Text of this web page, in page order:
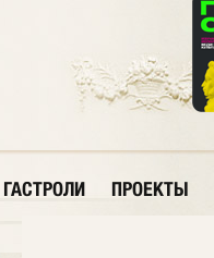
ГАСТРОЛИ ПРОЕКТЫ